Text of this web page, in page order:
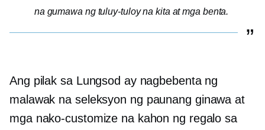
na gumawa ng tuluy-tuloy na kita at mga benta.
Ang pilak sa Lungsod ay nagbebenta ng
malawak na seleksyon ng paunang ginawa at
mga nako-customize na kahon ng regalo sa